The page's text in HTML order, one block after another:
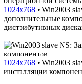
1024x768 • Win2003
дополнительные
дистрибутивных
1024x768 • Win2003
инсталляции